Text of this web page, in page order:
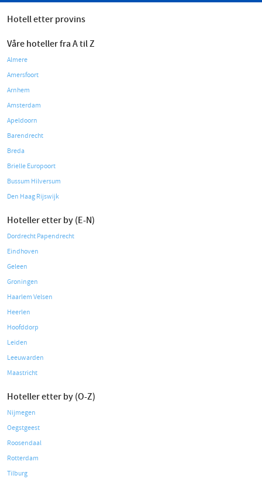
Hotell etter provins
Våre hoteller fra A til Z
Almere
Amersfoort
Arnhem
Amsterdam
Apeldoorn
Barendrecht
Breda
Brielle Europoort
Bussum Hilversum
Den Haag Rijswijk
Hoteller etter by (E-N)
Dordrecht Papendrecht
Eindhoven
Geleen
Groningen
Haarlem Velsen
Heerlen
Hoofddorp
Leiden
Leeuwarden
Maastricht
Hoteller etter by (O-Z)
Nijmegen
Oegstgeest
Roosendaal
Rotterdam
Tilburg